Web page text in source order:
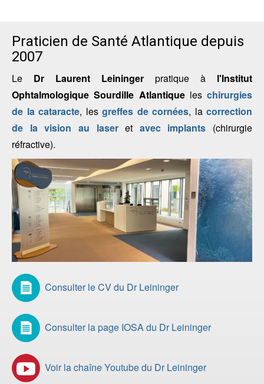
Praticien de Santé Atlantique depuis
2007
Le Dr Laurent Leininger pratique à l'Institut
Ophtalmologique Sourdille Atlantiqueles chirurgies
de la cataracte, les greffes de cornées, la correction
de la vision au laseret avec implants (chirurgie
réfractive).
Consulter le CV du Dr Leininger
Consulter la page IOSA du Dr Leininger
Voir la chaîne Youtube du Dr Leininger